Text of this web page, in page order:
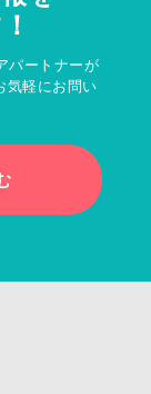
パートナーが
気軽にお問い